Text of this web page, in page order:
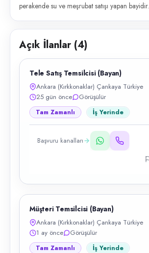
perakende su ve meşrubat satışı yapan bayidir.
Açık İlanlar (4)
Tele Satış Temsilcisi (Bayan)
Ankara (Kırkkonaklar) Çankaya Türkiye
25 gün önce
Görüşülür
Tam Zamanlı İş Yerinde
Başvuru kanalları
Müşteri Temsilcisi (Bayan)
Ankara (Kırkkonaklar) Çankaya Türkiye
1 ay önce
Görüşülür
Tam Zamanlı İş Yerinde